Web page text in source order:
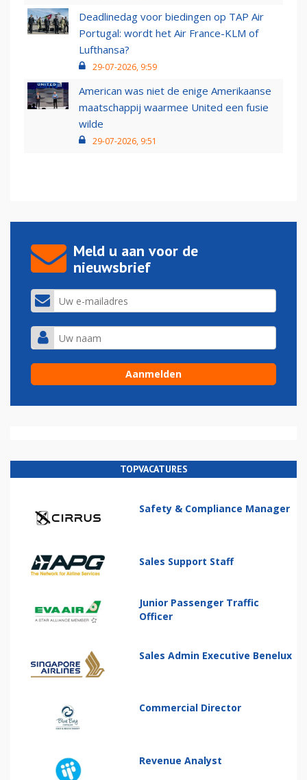
Deadlinedag voor biedingen op TAP Air
Portugal: wordt het Air France-KLM of
Lufthansa?
29-07-2026, 9:59
American was niet de enige Amerikaanse
maatschappij waarmee United een fusie
wilde
29-07-2026, 9:51
Meld u aan voor de
nieuwsbrief
TOPVACATURES
Safety & Compliance Manager
Sales Support Staff
Junior Passenger Traffic
Officer
Sales Admin Executive Benelux
Commercial Director
Revenue Analyst